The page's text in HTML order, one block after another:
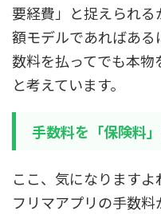
要経費」と捉えられ
額モデルであればあ
数料を払ってでも本物
と考えています。
手数料を「保険料
ここ、気になります
フリマアプリの手数